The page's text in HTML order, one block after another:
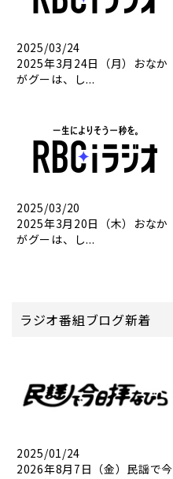
2025/03/24
2025年3月24日（月）おなか
がグーは、し...
2025/03/20
2025年3月20日（木）おなか
がグーは、し...
ラジオ番組ブログ新着
2025/01/24
2026年8月7日（金）民謡で今